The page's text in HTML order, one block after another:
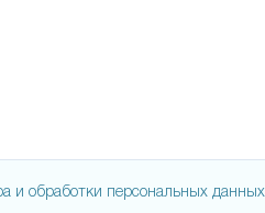
и обработки персональных